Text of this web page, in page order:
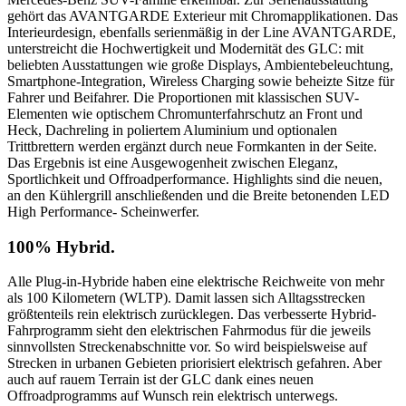
gehört das AVANTGARDE Exterieur mit Chromapplikationen. Das
Interieurdesign, ebenfalls serienmäßig in der Line AVANTGARDE,
unterstreicht die Hochwertigkeit und Modernität des GLC: mit
beliebten Ausstattungen wie große Displays, Ambientebeleuchtung,
Smartphone-Integration, Wireless Charging sowie beheizte Sitze für
Fahrer und Beifahrer. Die Proportionen mit klassischen SUV-
Elementen wie optischem Chromunterfahrschutz an Front und
Heck, Dachreling in poliertem Aluminium und optionalen
Trittbrettern werden ergänzt durch neue Formkanten in der Seite.
Das Ergebnis ist eine Ausgewogenheit zwischen Eleganz,
Sportlichkeit und Offroadperformance. Highlights sind die neuen,
an den Kühlergrill anschließenden und die Breite betonenden LED
High Performance- Scheinwerfer.
100% Hybrid.
Alle Plug-in-Hybride haben eine elektrische Reichweite von mehr
als 100 Kilometern (WLTP). Damit lassen sich Alltagsstrecken
größtenteils rein elektrisch zurücklegen. Das verbesserte Hybrid-
Fahrprogramm sieht den elektrischen Fahrmodus für die jeweils
sinnvollsten Streckenabschnitte vor. So wird beispielsweise auf
Strecken in urbanen Gebieten priorisiert elektrisch gefahren. Aber
auch auf rauem Terrain ist der GLC dank eines neuen
Offroadprogramms auf Wunsch rein elektrisch unterwegs.